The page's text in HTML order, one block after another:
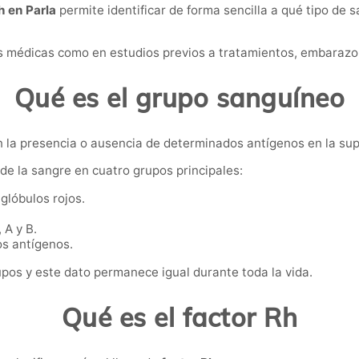
en Parla permite identificar de forma sencilla a qué tipo de
como en estudios previos a tratamientos,
Qué es el grupo sanguíneo
presencia o ausencia de determinados antígenos en la
la sangre en cuatro grupos principales:
rojos.
y B.
antígenos.
y este dato permanece igual durante toda la vida.
Qué es el factor Rh